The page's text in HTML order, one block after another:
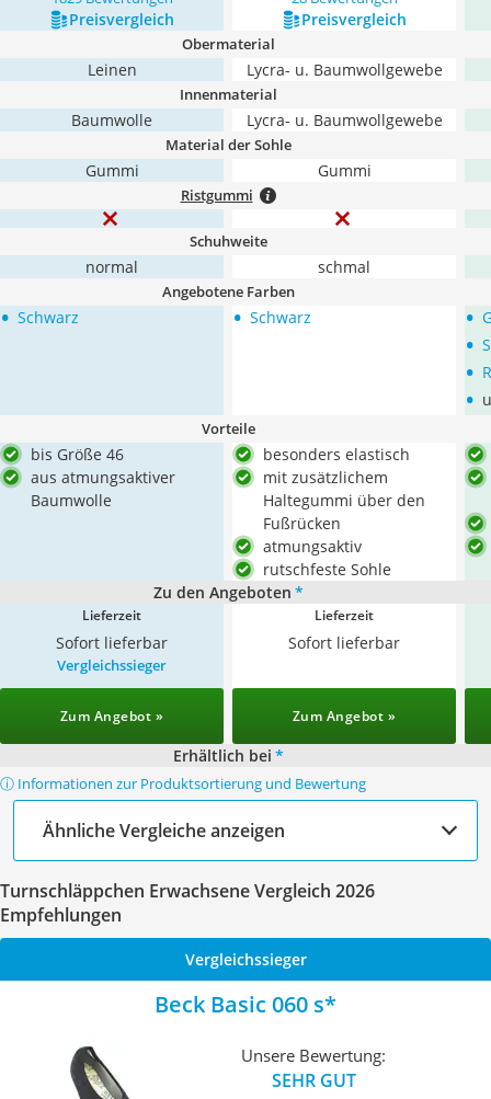
Preis­vergleich Preis­vergleich
Obermaterial
Leinen Lycra- u. Baumwollgewebe
Innenmaterial
Baumwolle Lycra- u. Baumwollgewebe
Material der Sohle
Gummi Gummi
Ristgummi
Schuhweite
normal schmal
Angebotene Farben
• Schwarz • Schwarz •
•
•
•
Vorteile
bis Größe 46
aus atmungsaktiver
Baumwolle
besonders elastisch
mit zusätzlichem
Haltegummi über den
Fußrücken
atmungsaktiv
rutschfeste Sohle
Zu den Angeboten *
Lieferzeit
Sofort lieferbar
Lieferzeit
Sofort lieferbar
Vergleichssieger
Zum Angebot » Zum Angebot »
Erhältlich bei *
ⓘ Informationen zur Produktsortierung und Bewertung
Ähnliche Vergleiche anzeigen
Turnschläppchen Erwachsene Vergleich 2026
Empfehlungen
Vergleichssieger
Beck Basic 060 s
Unsere Bewertung:
SEHR GUT